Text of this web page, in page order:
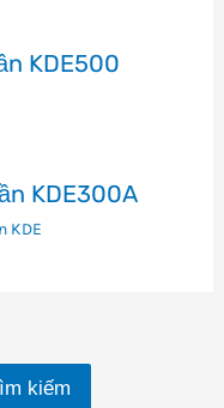
kiếm
KDE500
KDE300A
KDE